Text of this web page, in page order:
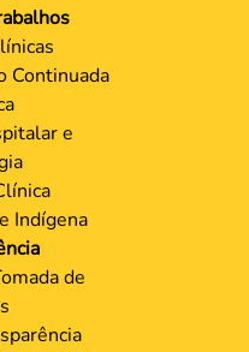
Continuada
e
Indígena
de